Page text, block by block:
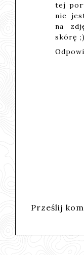
tej
nie
na
skórę ;)
Prześlij